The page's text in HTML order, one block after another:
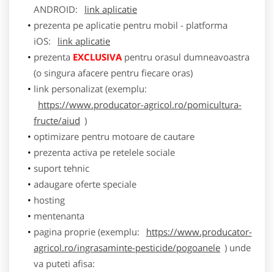
ANDROID:
link aplicatie
prezenta pe aplicatie pentru mobil - platforma
iOS:
link aplicatie
prezenta EXCLUSIVApentru orasul dumneavoastra
(o singura afacere pentru fiecare oras)
link personalizat (exemplu:
https://www.producator-agricol.ro/pomicultura-
fructe/aiud )
optimizare pentru motoare de cautare
prezenta activa pe retelele sociale
suport tehnic
adaugare oferte speciale
hosting
mentenanta
pagina proprie (exemplu:
https://www.producator-
agricol.ro/ingrasaminte-pesticide/pogoanele ) unde
va puteti afisa: